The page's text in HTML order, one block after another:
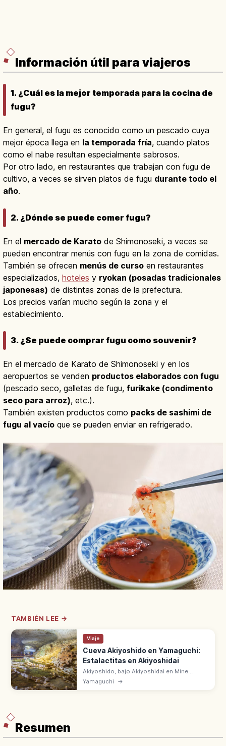
Información útil para viajeros
1. ¿Cuál es la mejor temporada para la cocina de
fugu?
En general, el fugu es conocido como un pescado cuya
mejor época llega en la temporada fría, cuando platos
como el nabe resultan especialmente sabrosos.
Por otro lado, en restaurantes que trabajan con fugu de
cultivo, a veces se sirven platos de fugu durante todo el
año.
2. ¿Dónde se puede comer fugu?
En el mercado de Karato de Shimonoseki, a veces se
pueden encontrar menús con fugu en la zona de comidas.
También se ofrecen menús de curso en restaurantes
especializados, hoteles y ryokan (posadas tradicionales
japonesas) de distintas zonas de la prefectura.
Los precios varían mucho según la zona y el
establecimiento.
3. ¿Se puede comprar fugu como souvenir?
En el mercado de Karato de Shimonoseki y en los
aeropuertos se venden productos elaborados con fugu
(pescado seco, galletas de fugu, furikake (condimento
seco para arroz), etc.).
También existen productos como packs de sashimi de
fugu al vacío que se pueden enviar en refrigerado.
TAMBIÉN LEE →
Viaje
Cueva Akiyoshido en Yamaguchi:
Estalactitas en Akiyoshidai
Akiyoshido, bajo Akiyoshidai en Mine
(Yamaguchi), es la gran cueva caliza con
formaciones como Hyakumai-zara y Ogon-
Yamaguchi →
Resumen